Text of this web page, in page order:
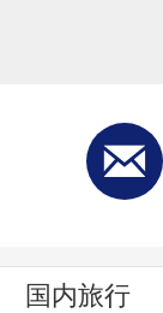
国内旅行